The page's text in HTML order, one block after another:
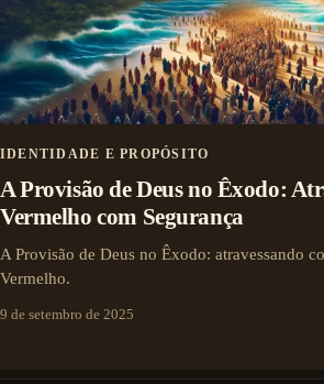
IDENTIDADE E PROPÓSITO
A Provisão de Deus no Êxodo:
Vermelho com Segurança
A Provisão de Deus no Êxodo: atravessando
Vermelho.
9 de setembro de 2025